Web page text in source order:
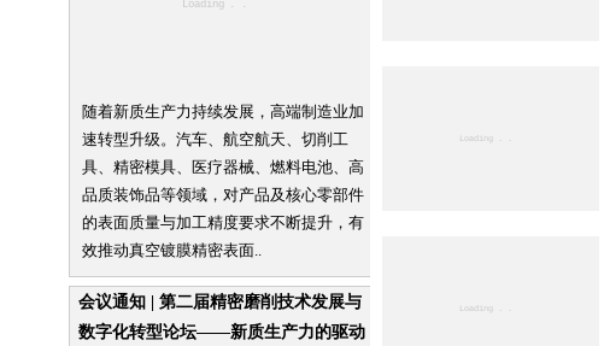
随着新质生产力持续发展，高端制造业加
速转型升级。汽车、航空航天、切削工
具、精密模具、医疗器械、燃料电池、高
品质装饰品等领域，对产品及核心零部件
的表面质量与加工精度要求不断提升，有
效推动真空镀膜精密表面..
会议通知 | 第二届精密磨削技术发展与
数字化转型论坛——新质生产力的驱动